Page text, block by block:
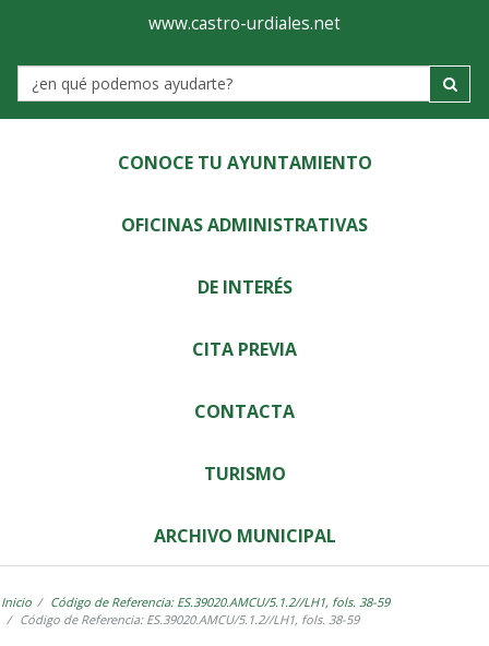
Ayuntamiento
de
Castro-
Urdiales
www.castro-urdiales.net
Label
CONOCE TU AYUNTAMIENTO
OFICINAS ADMINISTRATIVAS
DE INTERÉS
CITA PREVIA
CONTACTA
TURISMO
ARCHIVO MUNICIPAL
Inicio
Código de Referencia: ES.39020.AMCU/5.1.2//LH1, fols. 38-59
Código de Referencia: ES.39020.AMCU/5.1.2//LH1, fols. 38-59